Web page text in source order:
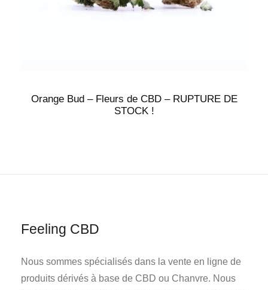
Orange Bud – Fleurs de CBD – RUPTURE DE
STOCK !
Feeling CBD
Nous sommes spécialisés dans la vente en ligne de
produits dérivés à base de CBD ou Chanvre. Nous